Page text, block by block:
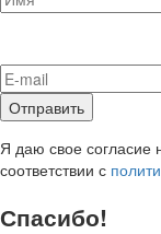
Я даю свое согласие
соответствии с
Спасибо!